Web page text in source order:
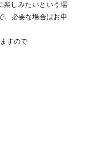
楽しみたいという場
、必要な場合はお申
すので